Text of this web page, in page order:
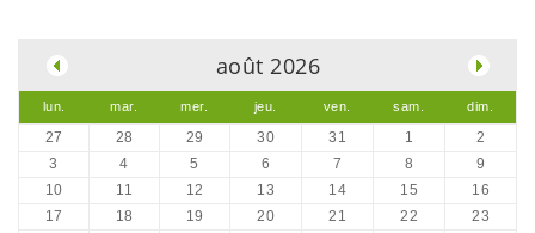
août 2026
lun. mar. mer. jeu. ven. sam. dim.
27 28 29 30 31 1
2
3
4 5 6 7 8
9
10
11 12 13 14 15
16
17
18 19 20 21 22
23